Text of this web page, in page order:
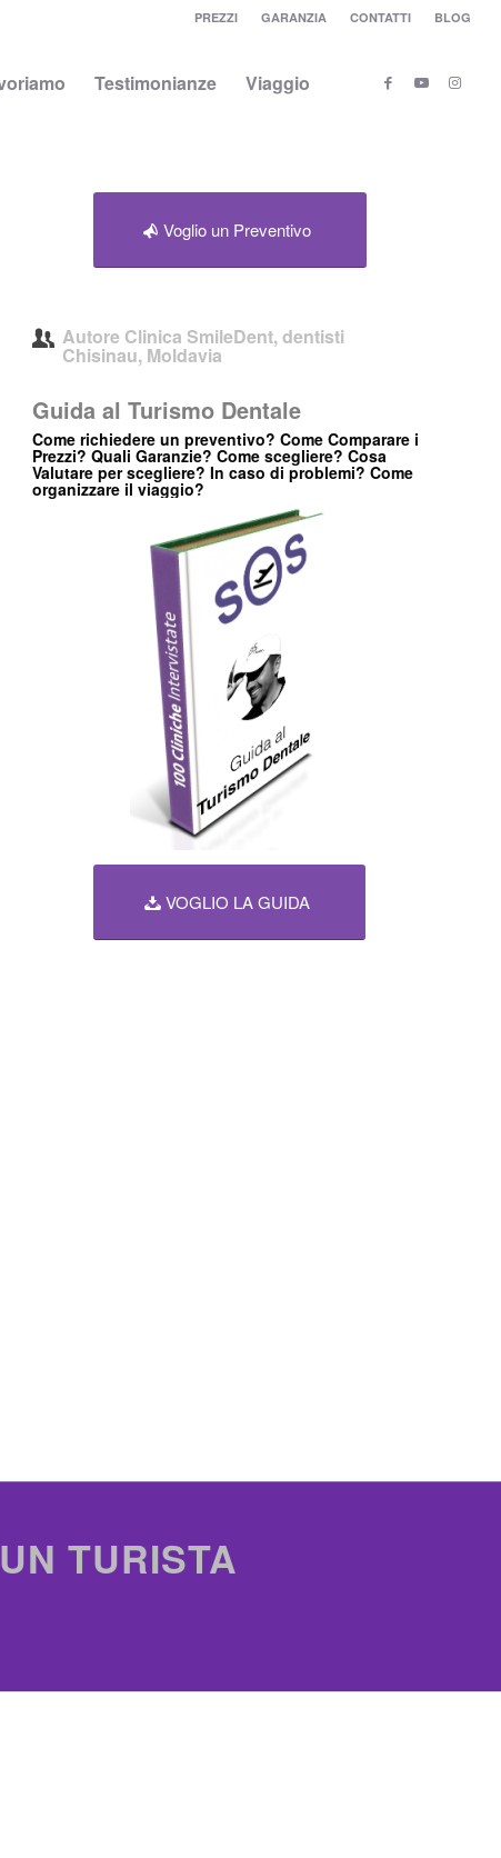
PREZZI GARANZIA CONTATTI BLOG
Testimonianze Viaggio
Voglio un Preventivo
Autore Clinica SmileDent, dentisti
Chisinau, Moldavia
Guida al Turismo Dentale
Come richiedere un preventivo? Come Comparare i
Prezzi? Quali Garanzie? Come scegliere? Cosa
Valutare per scegliere? In caso di problemi? Come
organizzare il viaggio?
VOGLIO LA GUIDA
TURISTA